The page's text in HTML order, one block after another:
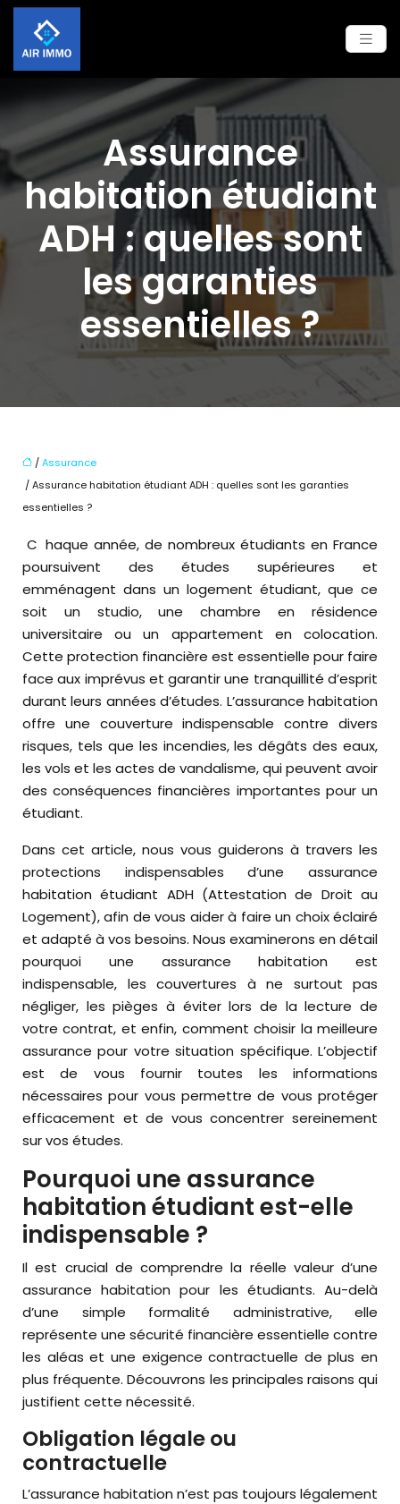
Assurance
habitation étudiant
ADH : quelles sont
les garanties
essentielles ?
/Assurance
/ Assurance habitation étudiant ADH : quelles sont les garanties
essentielles ?
Chaque année, de nombreux étudiants en France
poursuivent des études supérieures et
emménagent dans un logement étudiant, que ce
soit un studio, une chambre en résidence
universitaire ou un appartement en colocation.
Cette protection financière est essentielle pour faire
face aux imprévus et garantir une tranquillité d’esprit
durant leurs années d’études. L’assurance habitation
offre une couverture indispensable contre divers
risques, tels que les incendies, les dégâts des eaux,
les vols et les actes de vandalisme, qui peuvent avoir
des conséquences financières importantes pour un
étudiant.
Dans cet article, nous vous guiderons à travers les
protections indispensables d’une assurance
habitation étudiant ADH (Attestation de Droit au
Logement), afin de vous aider à faire un choix éclairé
et adapté à vos besoins. Nous examinerons en détail
pourquoi une assurance habitation est
indispensable, les couvertures à ne surtout pas
négliger, les pièges à éviter lors de la lecture de
votre contrat, et enfin, comment choisir la meilleure
assurance pour votre situation spécifique. L’objectif
est de vous fournir toutes les informations
nécessaires pour vous permettre de vous protéger
efficacement et de vous concentrer sereinement
sur vos études.
Pourquoi une assurance
habitation étudiant est-elle
indispensable ?
Il est crucial de comprendre la réelle valeur d’une
assurance habitation pour les étudiants. Au-delà
d’une simple formalité administrative, elle
représente une sécurité financière essentielle contre
les aléas et une exigence contractuelle de plus en
plus fréquente. Découvrons les principales raisons qui
justifient cette nécessité.
Obligation légale ou
contractuelle
L’assurance habitation n’est pas toujours légalement